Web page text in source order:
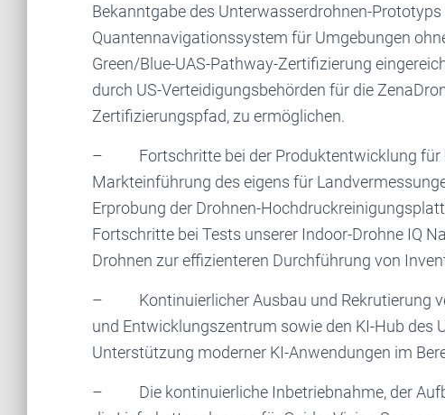
Bekanntgabe des Unterwasserdrohnen-
Quantennavigationssystem für Umgebungen
Green/Blue-UAS-Pathway-Zertifizierung
durch US-Verteidigungsbehörden für die
Zertifizierungspfad, zu ermöglichen.
– Fortschritte bei der Produktentwicklung für
Markteinführung des eigens für
Erprobung der Drohnen-
Fortschritte bei Tests unserer Indoor-Drohne IQ
Drohnen zur effizienteren Durchführung von
– Kontinuierlicher Ausbau und Rekrutierung
und Entwicklungszentrum sowie den KI-Hub des
Unterstützung moderner KI-Anwendungen im
– Die kontinuierliche Inbetriebnahme, der